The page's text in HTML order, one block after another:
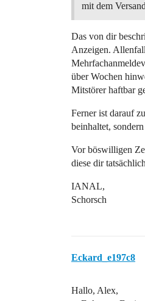
mit dem
Das von dir
Anzeigen.
über Wochen
Mitstörer haftbar
Ferner ist darauf
beinhaltet,
Vor böswilligen
diese dir
IANAL,
Schorsch
Eckard_e197c8
Hallo, Alex,